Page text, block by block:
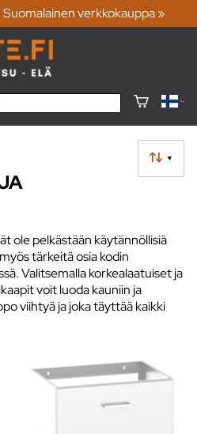
Suomalainen verkkokauppa »
▼
ole pelkästään käytännöllisiä
tärkeitä osia kodin
Valitsemalla korkealaatuiset ja
voit luoda kauniin ja
viihtyä ja joka täyttää kaikki